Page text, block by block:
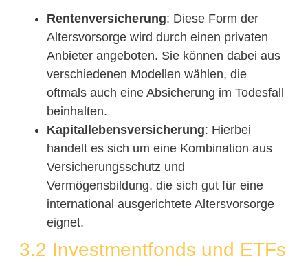
Rentenversicherung: Diese Form der
Altersvorsorge wird durch einen privaten
Anbieter angeboten. Sie können dabei aus
verschiedenen Modellen wählen, die
oftmals auch eine Absicherung im Todesfall
beinhalten.
Kapitallebensversicherung: Hierbei
handelt es sich um eine Kombination aus
Versicherungsschutz und
Vermögensbildung, die sich gut für eine
international ausgerichtete Altersvorsorge
eignet.
3.2 Investmentfonds und ETFs